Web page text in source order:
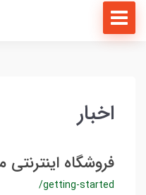
اخبار
فروشگاه اینترنتی
/getting-started